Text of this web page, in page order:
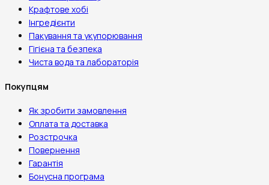
Крафтове хобі
Інгредієнти
Пакування та укупорювання
Гігієна та безпека
Чиста вода та лабораторія
Покупцям
Як зробити замовлення
Оплата та доставка
Розстрочка
Повернення
Гарантія
Бонусна програма